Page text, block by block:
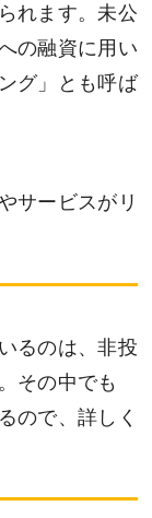
れます。未公
の融資に用い
グ」とも呼ば
サービスがリ
るのは、非投
その中でも
ので、詳しく